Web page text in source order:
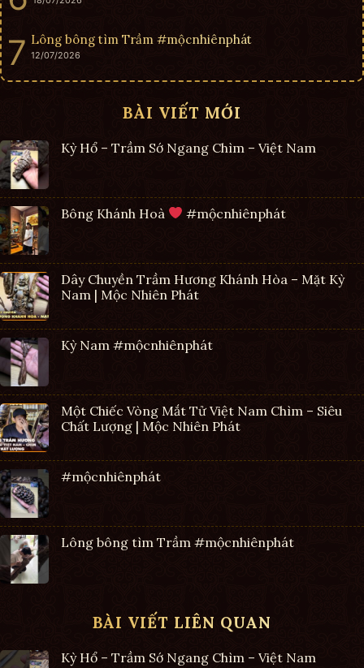
Lông bông tìm Trầm #mộcnhiênphát
12/07/2026
BÀI VIẾT MỚI
Kỳ Hổ – Trầm Sớ Ngang Chìm – Việt Nam
Bông Khánh Hoà #mộcnhiênphát
Dây Chuyền Trầm Hương Khánh Hòa – Mặt Kỳ
Nam | Mộc Nhiên Phát
Kỳ Nam #mộcnhiênphát
Một Chiếc Vòng Mắt Tử Việt Nam Chìm – Siêu
Chất Lượng | Mộc Nhiên Phát
#mộcnhiênphát
Lông bông tìm Trầm #mộcnhiênphát
BÀI VIẾT LIÊN QUAN
Kỳ Hổ – Trầm Sớ Ngang Chìm – Việt Nam